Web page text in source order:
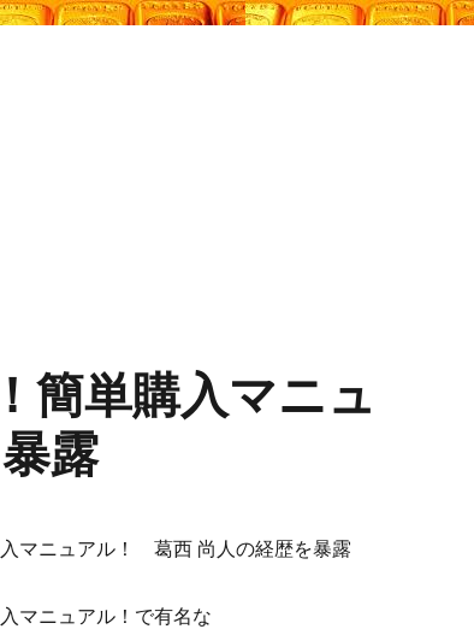
簡単購入マニュ
露
マニュアル！ 葛西 尚人の経歴を暴露
マニュアル！で有名な